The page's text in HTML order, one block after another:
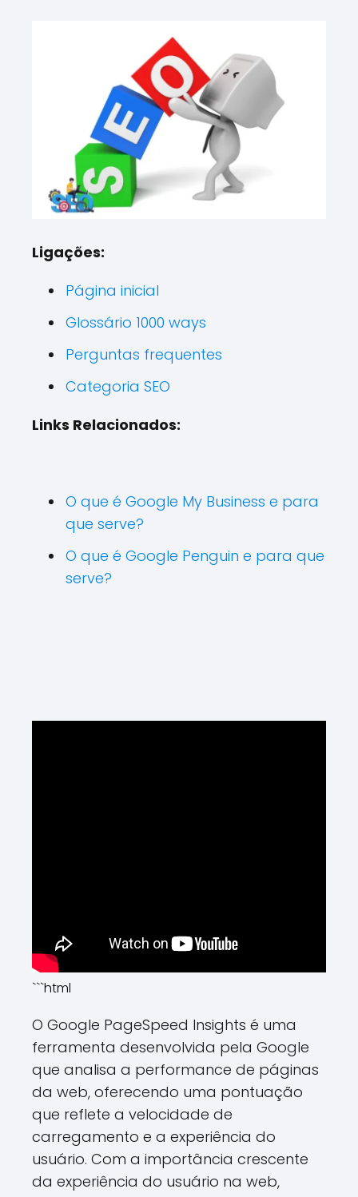
Ligações:
Página inicial
Glossário 1000 ways
Perguntas frequentes
Categoria SEO
Links Relacionados:
O que é Google My Business e para
que serve?
O que é Google Penguin e para que
serve?
```html
O Google PageSpeed Insights é uma
ferramenta desenvolvida pela Google
que analisa a performance de páginas
da web, oferecendo uma pontuação
que reflete a velocidade de
carregamento e a experiência do
usuário. Com a importância crescente
da experiência do usuário na web,